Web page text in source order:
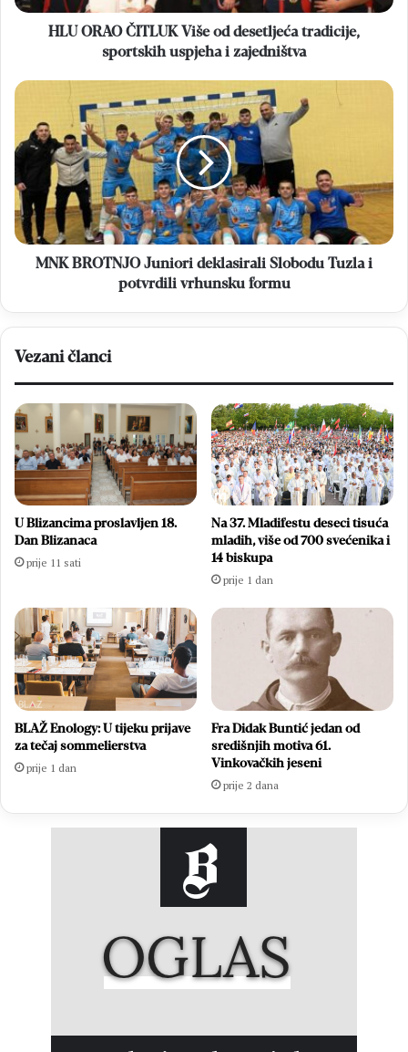
uspjeha
HLU ORAO ČITLUK Više od desetljeća tradicije,
sportskih uspjeha i zajedništva
MNK
Juniori
deklasirali
Slobodu
Tuzla
potvrdili
vrhunsku
formuMNK BROTNJO Juniori deklasirali Slobodu Tuzla i
potvrdili vrhunsku formu
Vezani članci
U Blizancima proslavljen 18.
Dan Blizanaca
prije 11 sati
Na 37. Mladifestu deseci tisuća
mladih, više od 700 svećenika i
14 biskupa
prije 1 dan
BLAŽ Enology: U tijeku prijave
za tečaj sommelierstva
prije 1 dan
Fra Didak Buntić jedan od
središnjih motiva 61.
Vinkovačkih jeseni
prije 2 dana